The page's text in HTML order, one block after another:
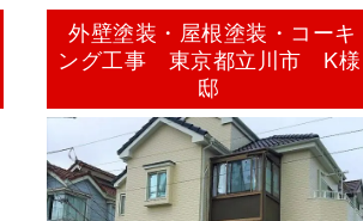
ーリング）
外壁塗装・屋根塗装・コーキ
ング工事 東京都立川市 K様
邸